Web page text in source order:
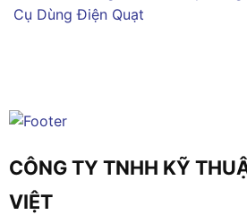
Cụ Dùng Điện Quạt
CÔNG TY TNHH KỸ
VIỆT